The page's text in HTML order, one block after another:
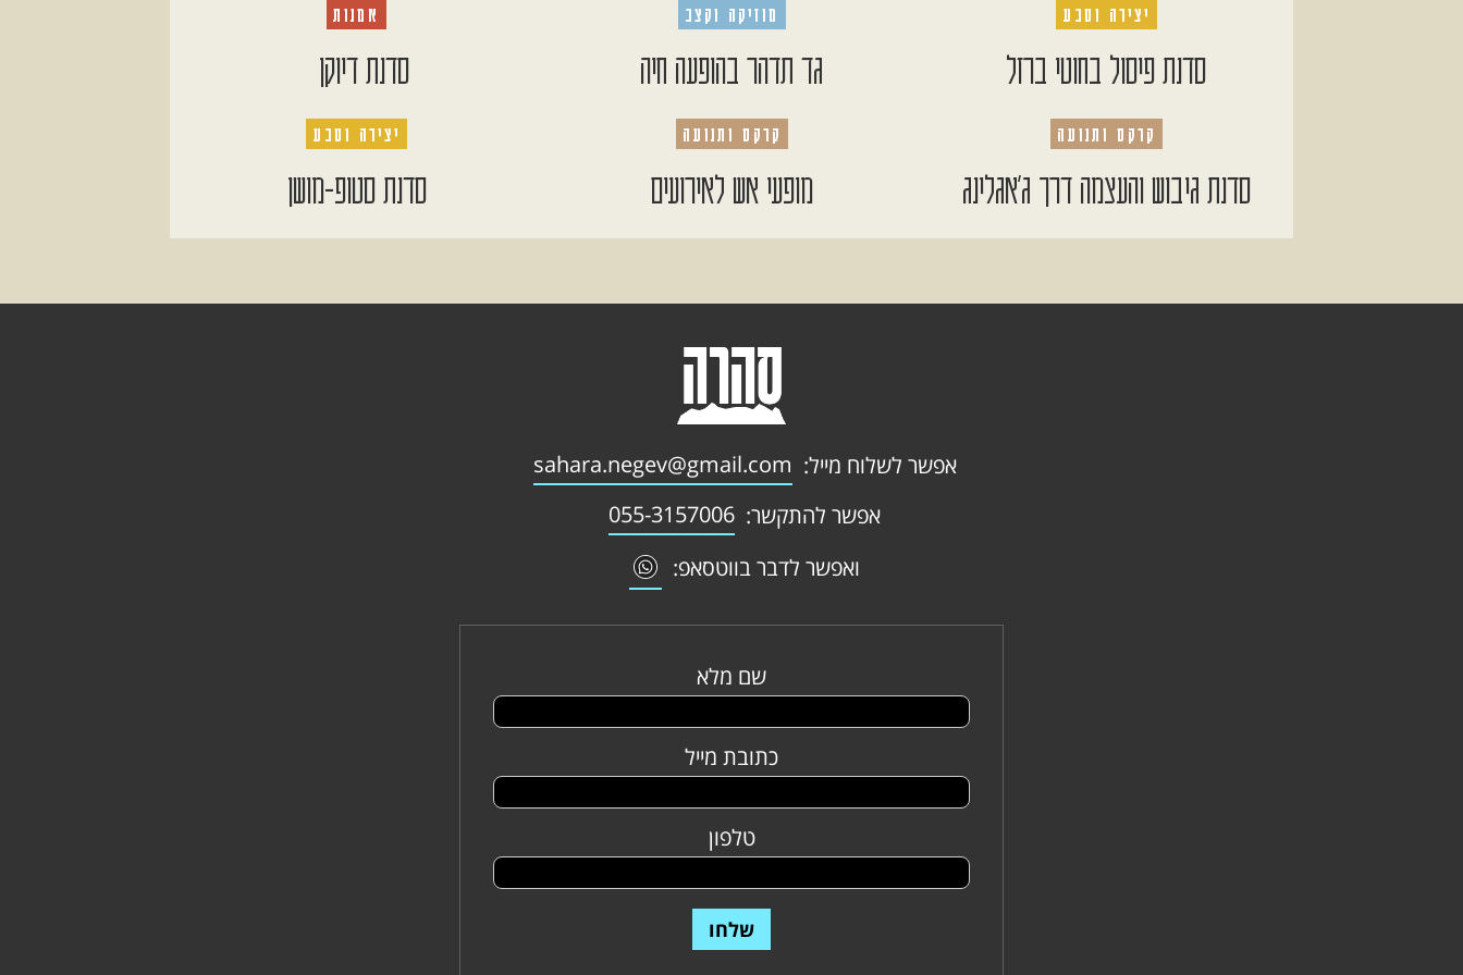
יצירה וטבע
סדנת פיסול בחוטי ברזל
מוזיקה וקצב
גד תדהר בהופעה חיה
אמנות
סדנת דיוקן
קרקס ותנועה
סדנת גיבוש והעצמה דרך ג׳אגלינג
קרקס ותנועה
מופעי אש לאירועים
יצירה וטבע
סדנת סטופ-מושן
אפשר לשלוח מייל: sahara.negev@gmail.com
אפשר להתקשר: 055-3157006
ואפשר לדבר בווטסאפ:
שם מלא
כתובת מייל
טלפון